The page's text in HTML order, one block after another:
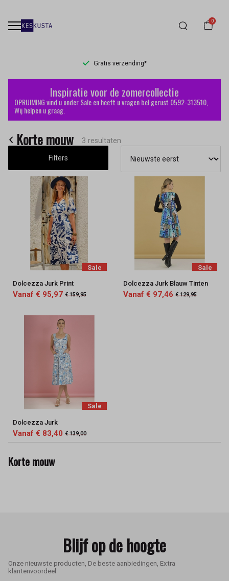
0
Gratis verzending*
Korte
mouw
Keskusta
Inspiratie voor de zomercollectie
OPRUIMING vind u onder Sale en heeft u vragen bel gerust 0592-313510,
Wij helpen u graag.
Korte mouw 3 resultaten
Filters
Sale
Dolcezza Jurk Print
Vanaf € 95,97 € 159,95
Sale
Dolcezza Jurk Blauw Tinten
Vanaf € 97,46 € 129,95
Sale
Dolcezza Jurk
Vanaf € 83,40 € 139,00
Korte mouw
Blijf op de hoogte
Onze nieuwste producten, De beste aanbiedingen, Extra
klantenvoordeel